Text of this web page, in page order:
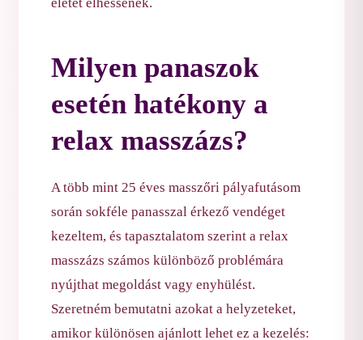
Milyen panaszok
esetén hatékony a
relax masszázs?
A több mint 25 éves masszőri pályafutásom
során sokféle panasszal érkező vendéget
kezeltem, és tapasztalatom szerint a relax
masszázs számos különböző problémára
nyújthat megoldást vagy enyhülést.
Szeretném bemutatni azokat a helyzeteket,
amikor különösen ajánlott lehet ez a kezelés: